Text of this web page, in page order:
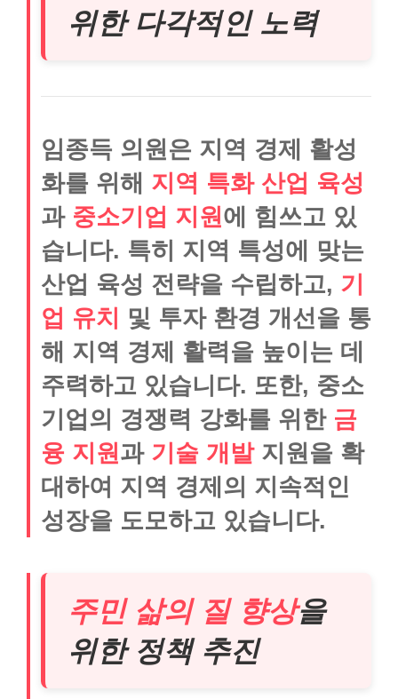
위한 다각적인 노력
임종득 의원은 지역 경제 활성
화를 위해 지역 특화 산업 육성
과 중소기업 지원에 힘쓰고 있
습니다. 특히 지역 특성에 맞는
산업 육성 전략을 수립하고, 기
업 유치
및 투자 환경 개선을 통
해 지역 경제 활력을 높이는 데
주력하고 있습니다. 또한, 중소
기업의 경쟁력 강화를 위한 금
융 지원과 기술 개발지원을 확
대하여 지역 경제의 지속적인
성장을 도모하고 있습니다.
주민 삶의 질 향상을
위한 정책 추진